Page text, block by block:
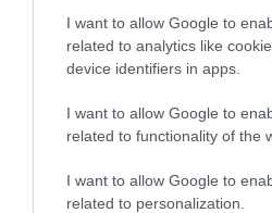
I want to allow Google to
related to analytics like
device identifiers in apps.
I want to allow Google to
related to functionality of the
I want to allow Google to
related to personalization.